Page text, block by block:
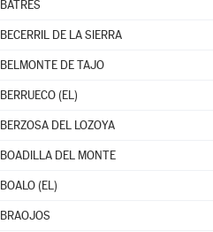
BATRES
BECERRIL DE LA SIERRA
BELMONTE DE TAJO
BERRUECO (EL)
BERZOSA DEL LOZOYA
BOADILLA DEL MONTE
BOALO (EL)
BRAOJOS